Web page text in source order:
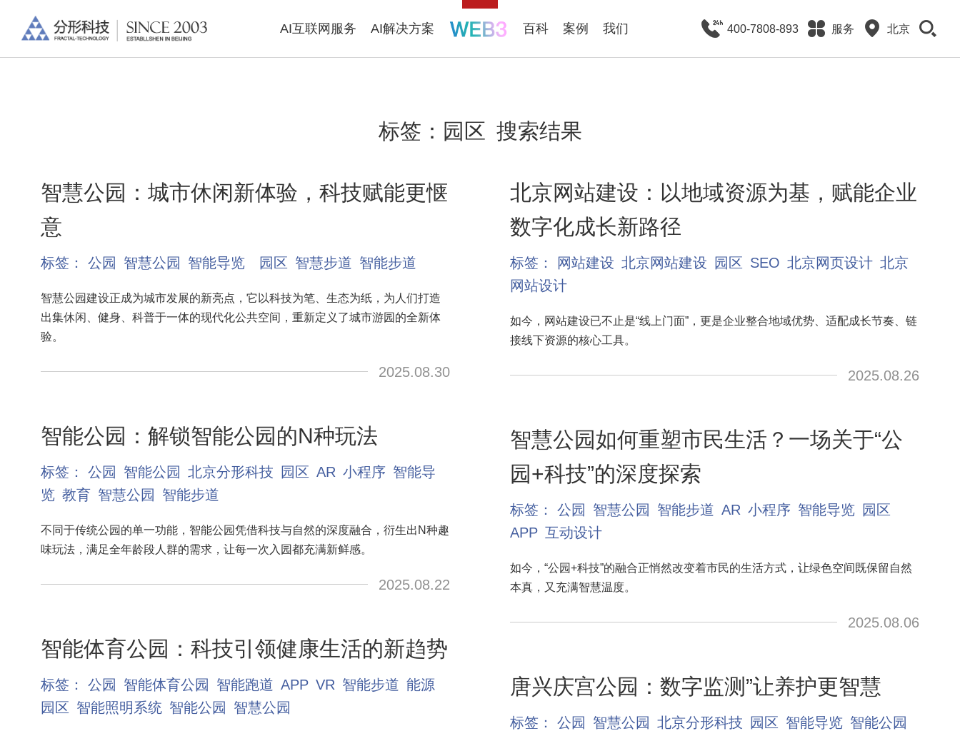
AI互联网服务 AI解决方案 百科 案例 我们 400-7808-893 服务 北京
标签： 园区 搜索结果
智慧公园：城市休闲新体验，科技赋能更惬
意
标签： 公园 智慧公园 智能导览 园区 智慧步道 智能步道
智慧公园建设正成为城市发展的新亮点，它以科技为笔、生态为纸，为人们打造
出集休闲、健身、科普于一体的现代化公共空间，重新定义了城市游园的全新体
验。
2025.08.30
智能公园：解锁智能公园的N种玩法
标签： 公园 智能公园 北京分形科技 园区 AR 小程序 智能导
览 教育 智慧公园 智能步道
不同于传统公园的单一功能，智能公园凭借科技与自然的深度融合，衍生出N种趣
味玩法，满足全年龄段人群的需求，让每一次入园都充满新鲜感。
2025.08.22
智能体育公园：科技引领健康生活的新趋势
标签： 公园 智能体育公园 智能跑道 APP VR 智能步道 能源
园区 智能照明系统 智能公园 智慧公园
北京网站建设：以地域资源为基，赋能企业
数字化成长新路径
标签： 网站建设 北京网站建设 园区 SEO 北京网页设计 北京
网站设计
如今，网站建设已不止是“线上门面”，更是企业整合地域优势、适配成长节奏、链
接线下资源的核心工具。
2025.08.26
智慧公园如何重塑市民生活？一场关于“公
园+科技”的深度探索
标签： 公园 智慧公园 智能步道 AR 小程序 智能导览 园区
APP 互动设计
如今，“公园+科技”的融合正悄然改变着市民的生活方式，让绿色空间既保留自然
本真，又充满智慧温度。
2025.08.06
唐兴庆宫公园：数字监测”让养护更智慧
标签： 公园 智慧公园 北京分形科技 园区 智能导览 智能公园